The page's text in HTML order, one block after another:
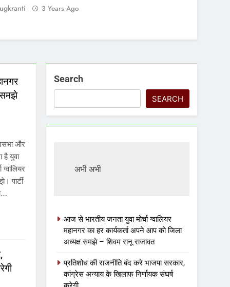
3 Years Ago
समझे
और
है युवा
पार्टी
Search
SEARCH
अभी अभी
आज से भारतीय जनता युवा मोर्चा ग्वालियर
महानगर का हर कार्यकर्ता अपने आप को जिला
अध्यक्ष समझे – शिवम रानू राजावत
प्रतिशोध की राजनीति बंद करे भाजपा सरकार,
कांग्रेस अन्याय के खिलाफ निर्णायक संघर्ष